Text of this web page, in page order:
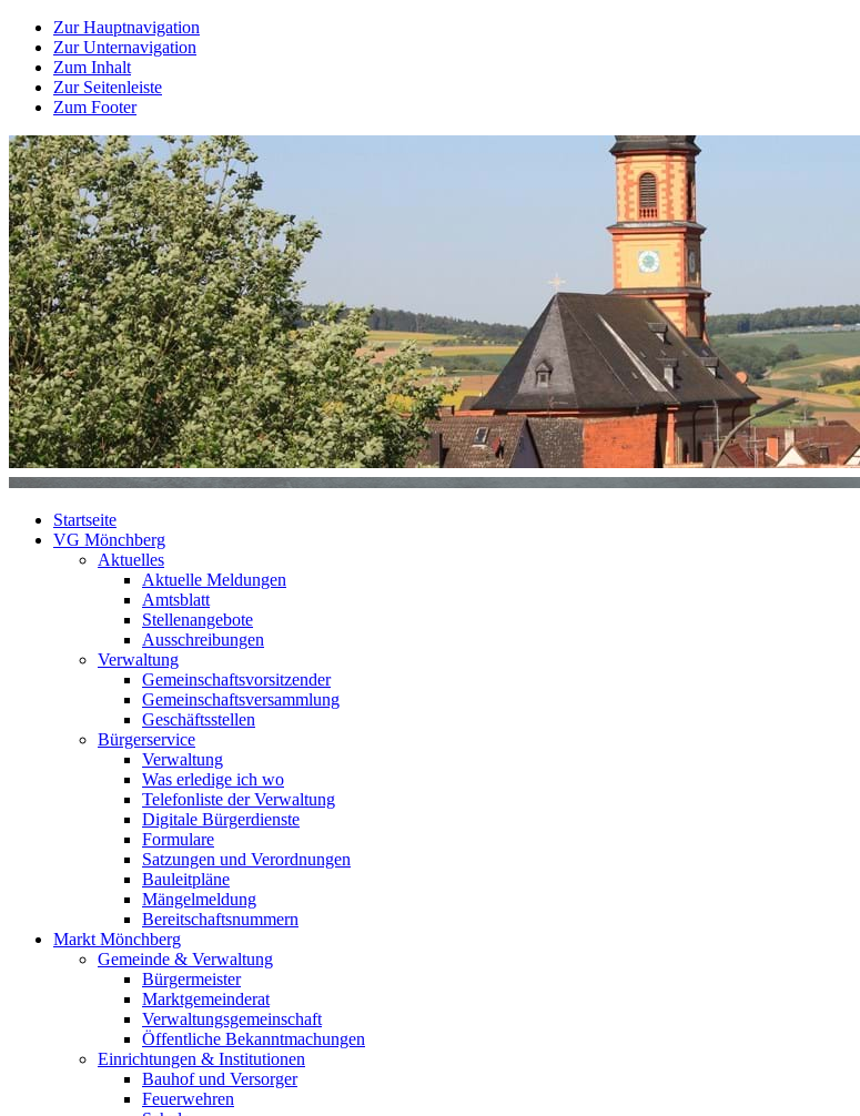
Zur Hauptnavigation
Zur Unternavigation
Zum Inhalt
Zur Seitenleiste
Zum Footer
Startseite
VG Mönchberg
Aktuelles
Aktuelle Meldungen
Amtsblatt
Stellenangebote
Ausschreibungen
Verwaltung
Gemeinschaftsvorsitzender
Gemeinschaftsversammlung
Geschäftsstellen
Bürgerservice
Verwaltung
Was erledige ich wo
Telefonliste der Verwaltung
Digitale Bürgerdienste
Formulare
Satzungen und Verordnungen
Bauleitpläne
Mängelmeldung
Bereitschaftsnummern
Markt Mönchberg
Gemeinde & Verwaltung
Bürgermeister
Marktgemeinderat
Verwaltungsgemeinschaft
Öffentliche Bekanntmachungen
Einrichtungen & Institutionen
Bauhof und Versorger
Feuerwehren